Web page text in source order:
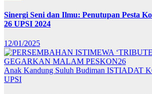
Sinergi Seni dan Ilmu: Penutupan Pesta
26 UPSI 2024
12/01/2025
Anak Kandung Suluh Budiman ISTIADAT
UPSI